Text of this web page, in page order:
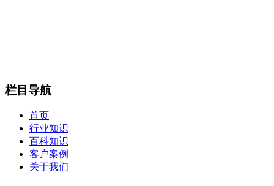
栏目导航
首页
行业知识
百科知识
客户案例
关于我们